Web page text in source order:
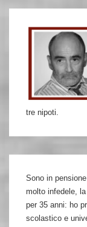
tre nipoti.
Sono in
molto infedele,
per 35 anni: ho
scolastico e